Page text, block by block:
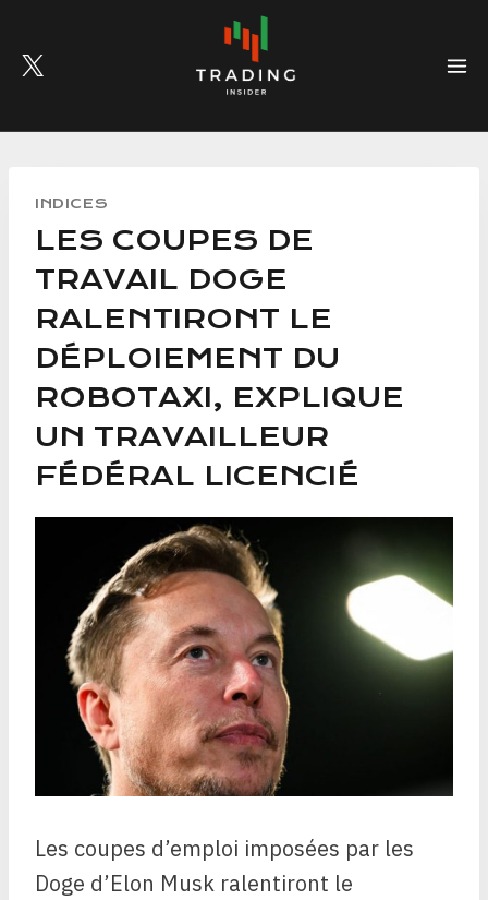
content
INDICES
LES COUPES DE
TRAVAIL DOGE
RALENTIRONT LE
DÉPLOIEMENT DU
ROBOTAXI, EXPLIQUE
UN TRAVAILLEUR
FÉDÉRAL LICENCIÉ
Les coupes d’emploi imposées par les
Doge d’Elon Musk ralentiront le